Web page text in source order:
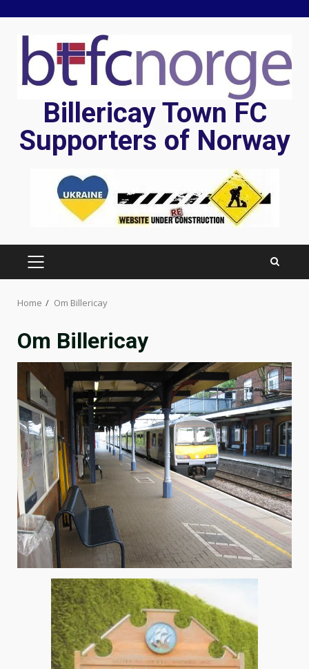
content
Billericay Town FC
Supporters of Norway
PRIMARY
MENU
Home Om Billericay
Om Billericay